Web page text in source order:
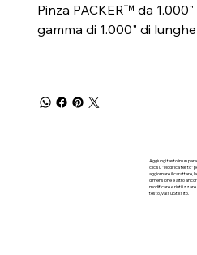
Pinza PACKER™ da
gamma di 1.000" di
Aggiungi testo in un
clic su "Modifica testo"
aggiornare il carattere, la
dimensione e altro
modificare e riutilizzare
testo, vai su Stili sito.